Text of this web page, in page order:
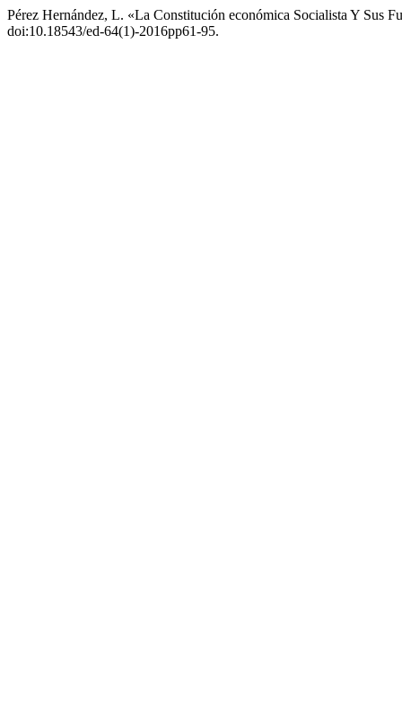
Pérez Hernández, L. «La Constitución económica Socialista Y Sus
doi:10.18543/ed-64(1)-2016pp61-95.